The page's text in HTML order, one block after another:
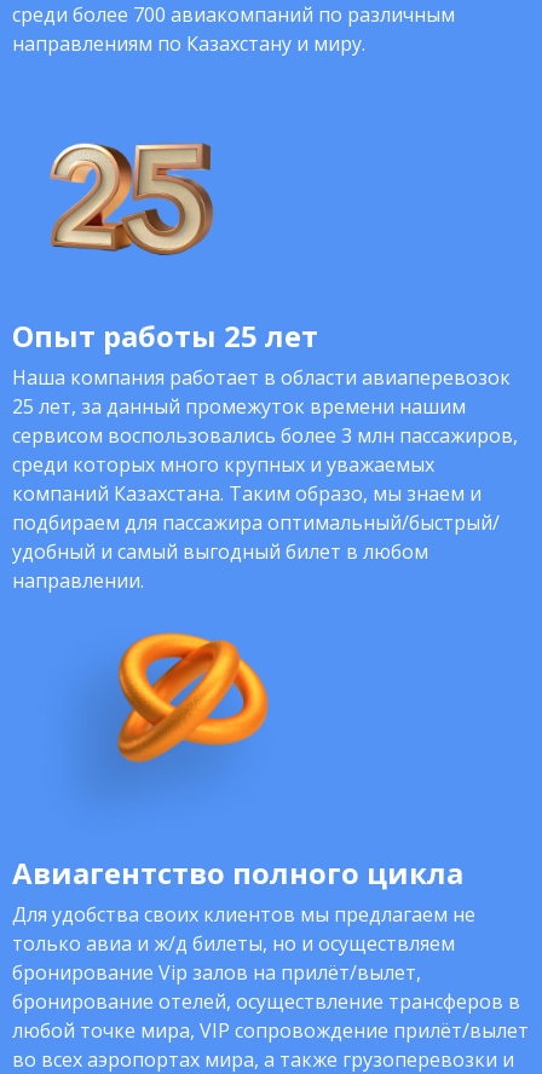
среди более 700 авиакомпаний по различным
направлениям по Казахстану и миру.
Опыт работы 25 лет
Наша компания работает в области авиаперевозок
25 лет, за данный промежуток времени нашим
сервисом воспользовались более 3 млн пассажиров,
среди которых много крупных и уважаемых
компаний Казахстана. Таким образо, мы знаем и
подбираем для пассажира оптимальный/быстрый/
удобный и самый выгодный билет в любом
направлении.
Авиагентство полного цикла
Для удобства своих клиентов мы предлагаем не
только авиа и ж/д билеты, но и осуществляем
бронирование Vip залов на прилёт/вылет,
бронирование отелей, осуществление трансферов в
любой точке мира, VIP сопровождение прилёт/вылет
во всех аэропортах мира, а также грузоперевозки и